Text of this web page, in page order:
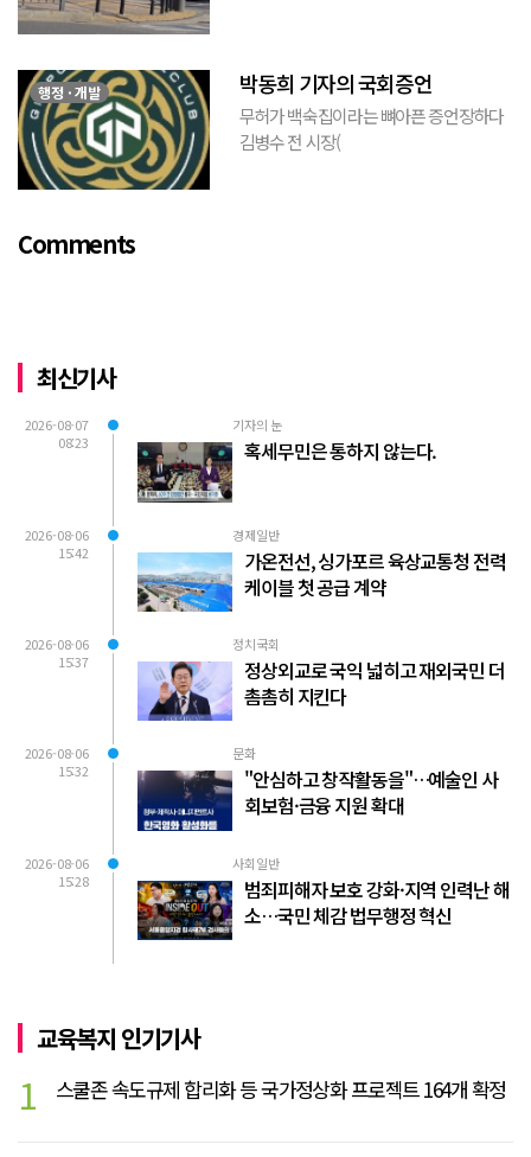
이 하...
행정 · 개발 박동희 기자의 국회증언
무허가 백숙집이라는 뼈아픈 증언장하다
김병수 전 시장(
Comments
최신기사
2026-08-07
08:23
기자의 눈
혹세무민은 통하지 않는다.
2026-08-06
15:42
경제일반
가온전선, 싱가포르 육상교통청 전력
케이블 첫 공급 계약
2026-08-06
15:37
정치국회
정상외교로 국익 넓히고 재외국민 더
촘촘히 지킨다
2026-08-06
15:32
문화
"안심하고 창작활동을"…예술인 사
회보험·금융 지원 확대
2026-08-06
15:28
사회일반
범죄피해자 보호 강화·지역 인력난 해
소…국민 체감 법무행정 혁신
교육복지 인기기사
1 스쿨존 속도규제 합리화 등 국가정상화 프로젝트 164개 확정